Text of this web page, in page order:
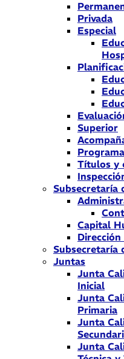
Privada
Especial
Superior
Títulos y
Subsecretaría
Capital
Subsecretaría
Juntas
Junta
Inicial
Junta
Primaria
Junta
Junta